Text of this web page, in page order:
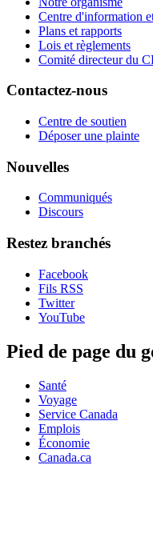
Centre d'information
Plans et rapports
Lois et règlements
Comité directeur du
Contactez-nous
Centre de soutien
Déposer une plainte
Nouvelles
Communiqués
Discours
Restez branchés
Facebook
Fils RSS
Twitter
YouTube
Pied de page du
Santé
Voyage
Service Canada
Emplois
Économie
Canada.ca